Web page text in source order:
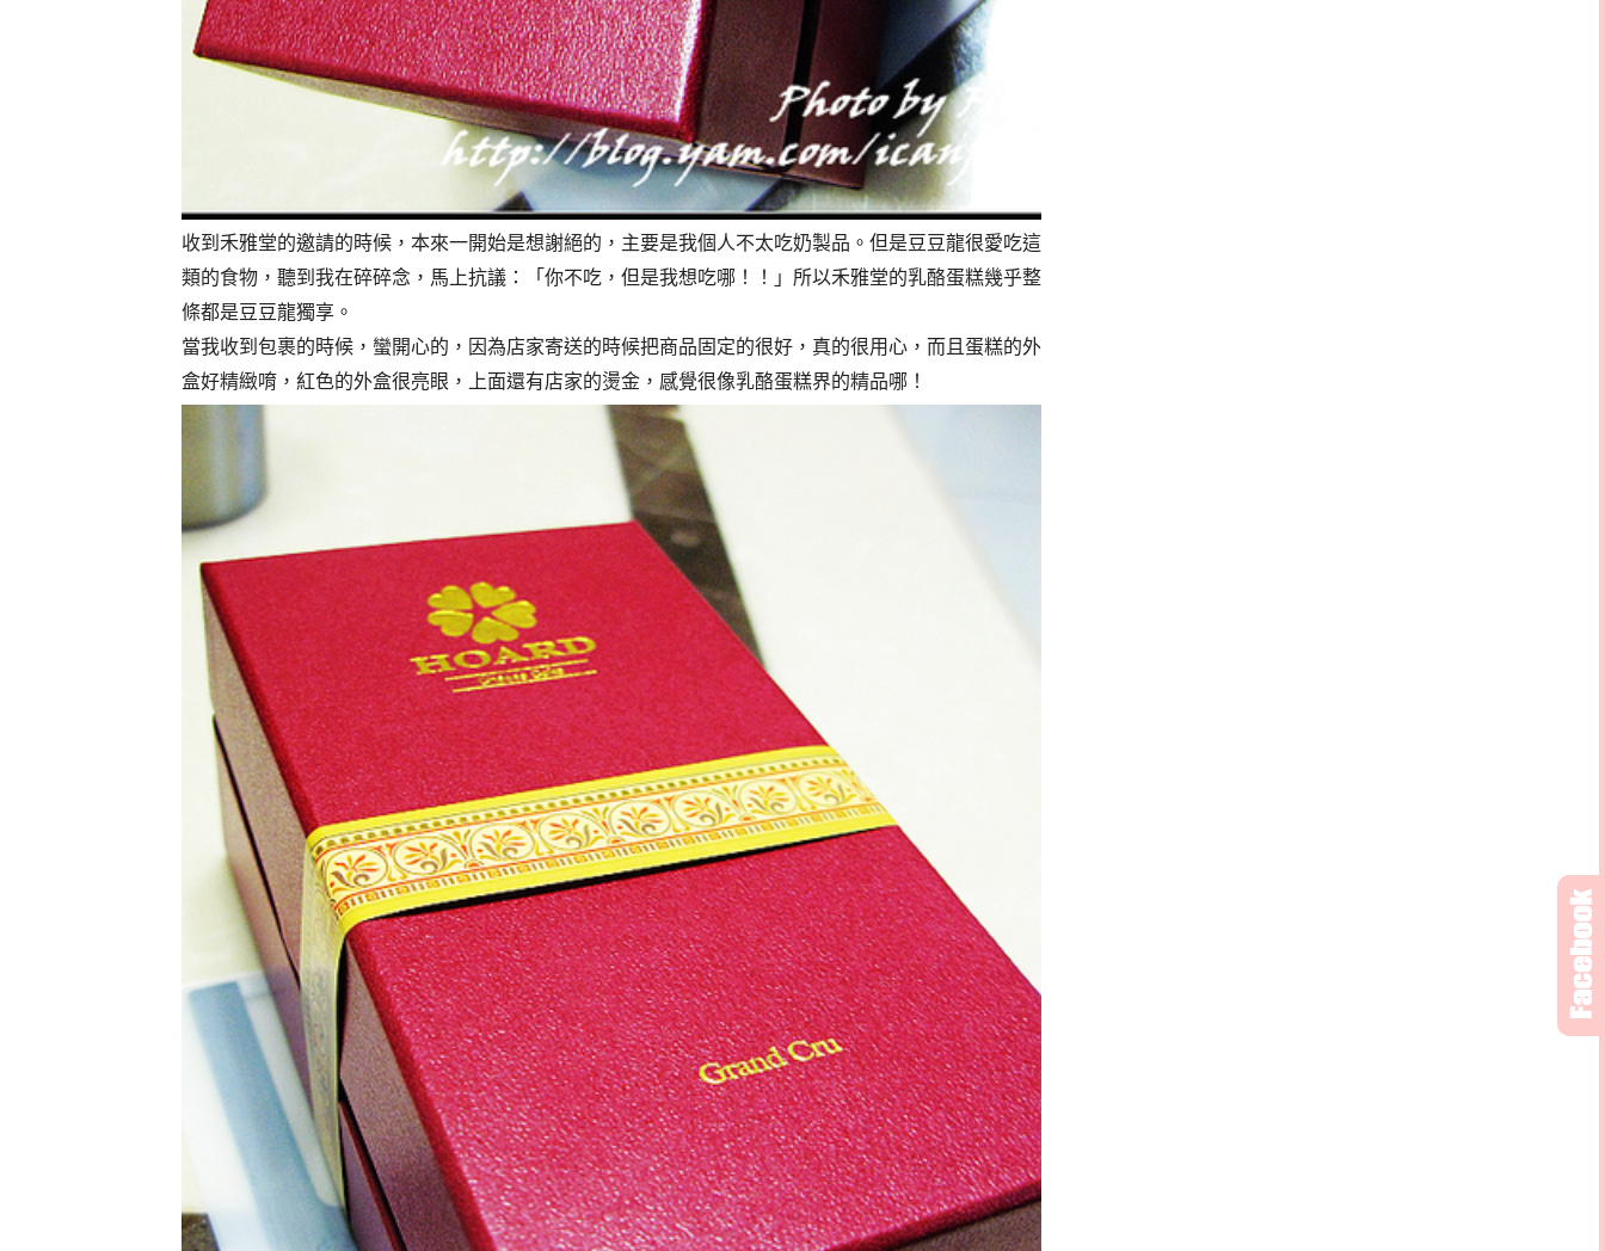
收到禾雅堂的邀請的時候，本來一開始是想謝絕的，主要是我個人不太吃奶製品。但是豆豆龍很愛吃這
類的食物，聽到我在碎碎念，馬上抗議：「你不吃，但是我想吃哪！！」所以禾雅堂的乳酪蛋糕幾乎整
條都是豆豆龍獨享。
當我收到包裹的時候，蠻開心的，因為店家寄送的時候把商品固定的很好，真的很用心，而且蛋糕的外
盒好精緻唷，紅色的外盒很亮眼，上面還有店家的燙金，感覺很像乳酪蛋糕界的精品哪！